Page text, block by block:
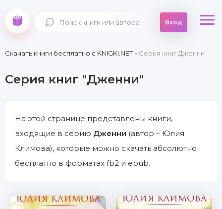
Вход
Скачать книги бесплатно c KNIGKI.NET» Серия книг Дженни
Серия книг "Дженни"
На этой странице представлены книги,
входящие в серию Дженни (автор – Юлия
Климова), которые можно скачать абсолютно
бесплатно в форматах fb2 и epub.